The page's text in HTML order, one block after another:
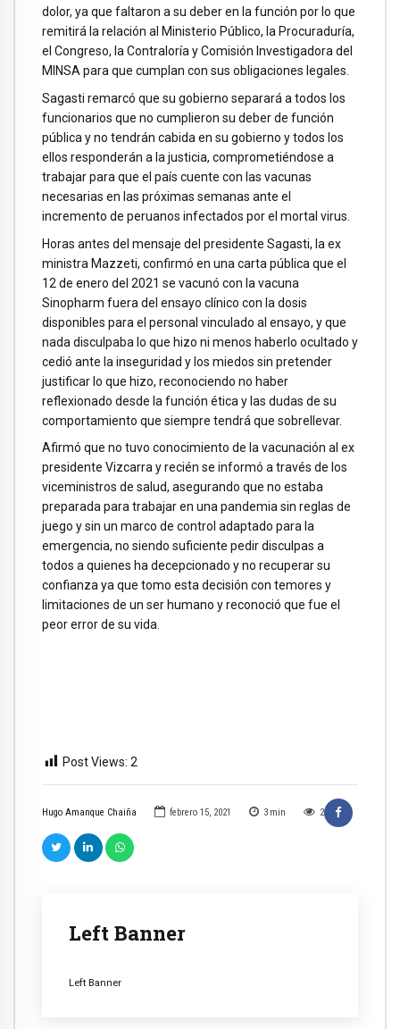
Hugo Amanque Chaiña febrero 15, 2021 3 min 2
Left Banner
Left Banner
dolor, ya que faltaron a su deber en la función por lo que
remitirá la relación al Ministerio Público, la Procuraduría,
el Congreso, la Contraloría y Comisión Investigadora del
MINSA para que cumplan con sus obligaciones legales.
Sagasti remarcó que su gobierno separará a todos los
funcionarios que no cumplieron su deber de función
pública y no tendrán cabida en su gobierno y todos los
ellos responderán a la justicia, comprometiéndose a
trabajar para que el país cuente con las vacunas
necesarias en las próximas semanas ante el
incremento de peruanos infectados por el mortal virus.
Horas antes del mensaje del presidente Sagasti, la ex
ministra Mazzeti, confirmó en una carta pública que el
12 de enero del 2021 se vacunó con la vacuna
Sinopharm fuera del ensayo clínico con la dosis
disponibles para el personal vinculado al ensayo, y que
nada disculpaba lo que hizo ni menos haberlo ocultado y
cedió ante la inseguridad y los miedos sin pretender
justificar lo que hizo, reconociendo no haber
reflexionado desde la función ética y las dudas de su
comportamiento que siempre tendrá que sobrellevar.
Afirmó que no tuvo conocimiento de la vacunación al ex
presidente Vizcarra y recién se informó a través de los
viceministros de salud, asegurando que no estaba
preparada para trabajar en una pandemia sin reglas de
juego y sin un marco de control adaptado para la
emergencia, no siendo suficiente pedir disculpas a
todos a quienes ha decepcionado y no recuperar su
confianza ya que tomo esta decisión con temores y
limitaciones de un ser humano y reconoció que fue el
peor error de su vida.
Post Views: 2